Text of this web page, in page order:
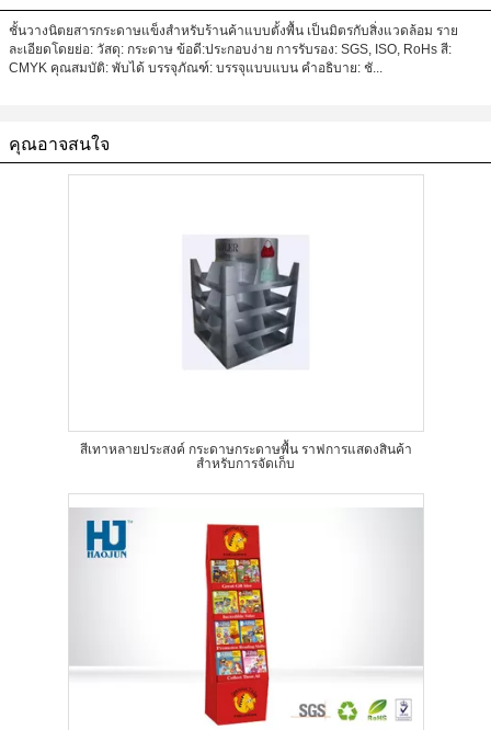
ชั้นวางนิตยสารกระดาษแข็งสำหรับร้านค้าแบบตั้งพื้น เป็นมิตรกับสิ่งแวดล้อม ราย
ละเอียดโดยย่อ: วัสดุ: กระดาษ ข้อดี:ประกอบง่าย การรับรอง: SGS, ISO, RoHs สี:
CMYK คุณสมบัติ: พับได้ บรรจุภัณฑ์: บรรจุแบบแบน คำอธิบาย: ชั...
คุณอาจสนใจ
สีเทาหลายประสงค์ กระดาษกระดาษพื้น ราฟการแสดงสินค้า
สําหรับการจัดเก็บ